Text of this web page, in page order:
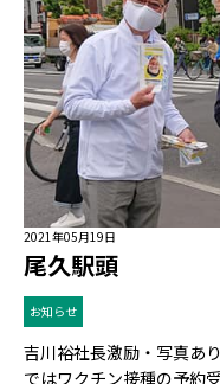
2021年05月19日
尾久駅頭
お知らせ
吉川裕社長激励・写真あ
ではワクチン接種の予約